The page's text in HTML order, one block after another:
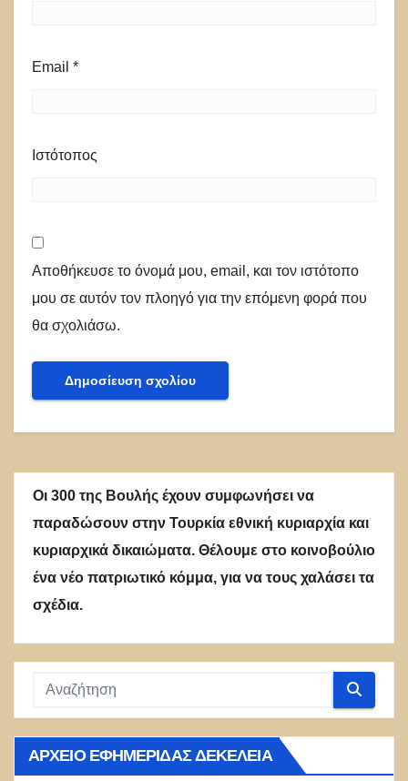
Email *
Ιστότοπος
Αποθήκευσε το όνομά μου, email, και τον ιστότοπο
μου σε αυτόν τον πλοηγό για την επόμενη φορά που
θα σχολιάσω.
Οι 300 της Βουλής έχουν συμφωνήσει να
παραδώσουν στην Τουρκία εθνική κυριαρχία και
κυριαρχικά δικαιώματα. Θέλουμε στο κοινοβούλιο
ένα νέο πατριωτικό κόμμα, για να τους χαλάσει τα
σχέδια.
ΑΡΧΕΊΟ ΕΦΗΜΕΡΊΔΑΣ ΔΕΚΈΛΕΙΑ